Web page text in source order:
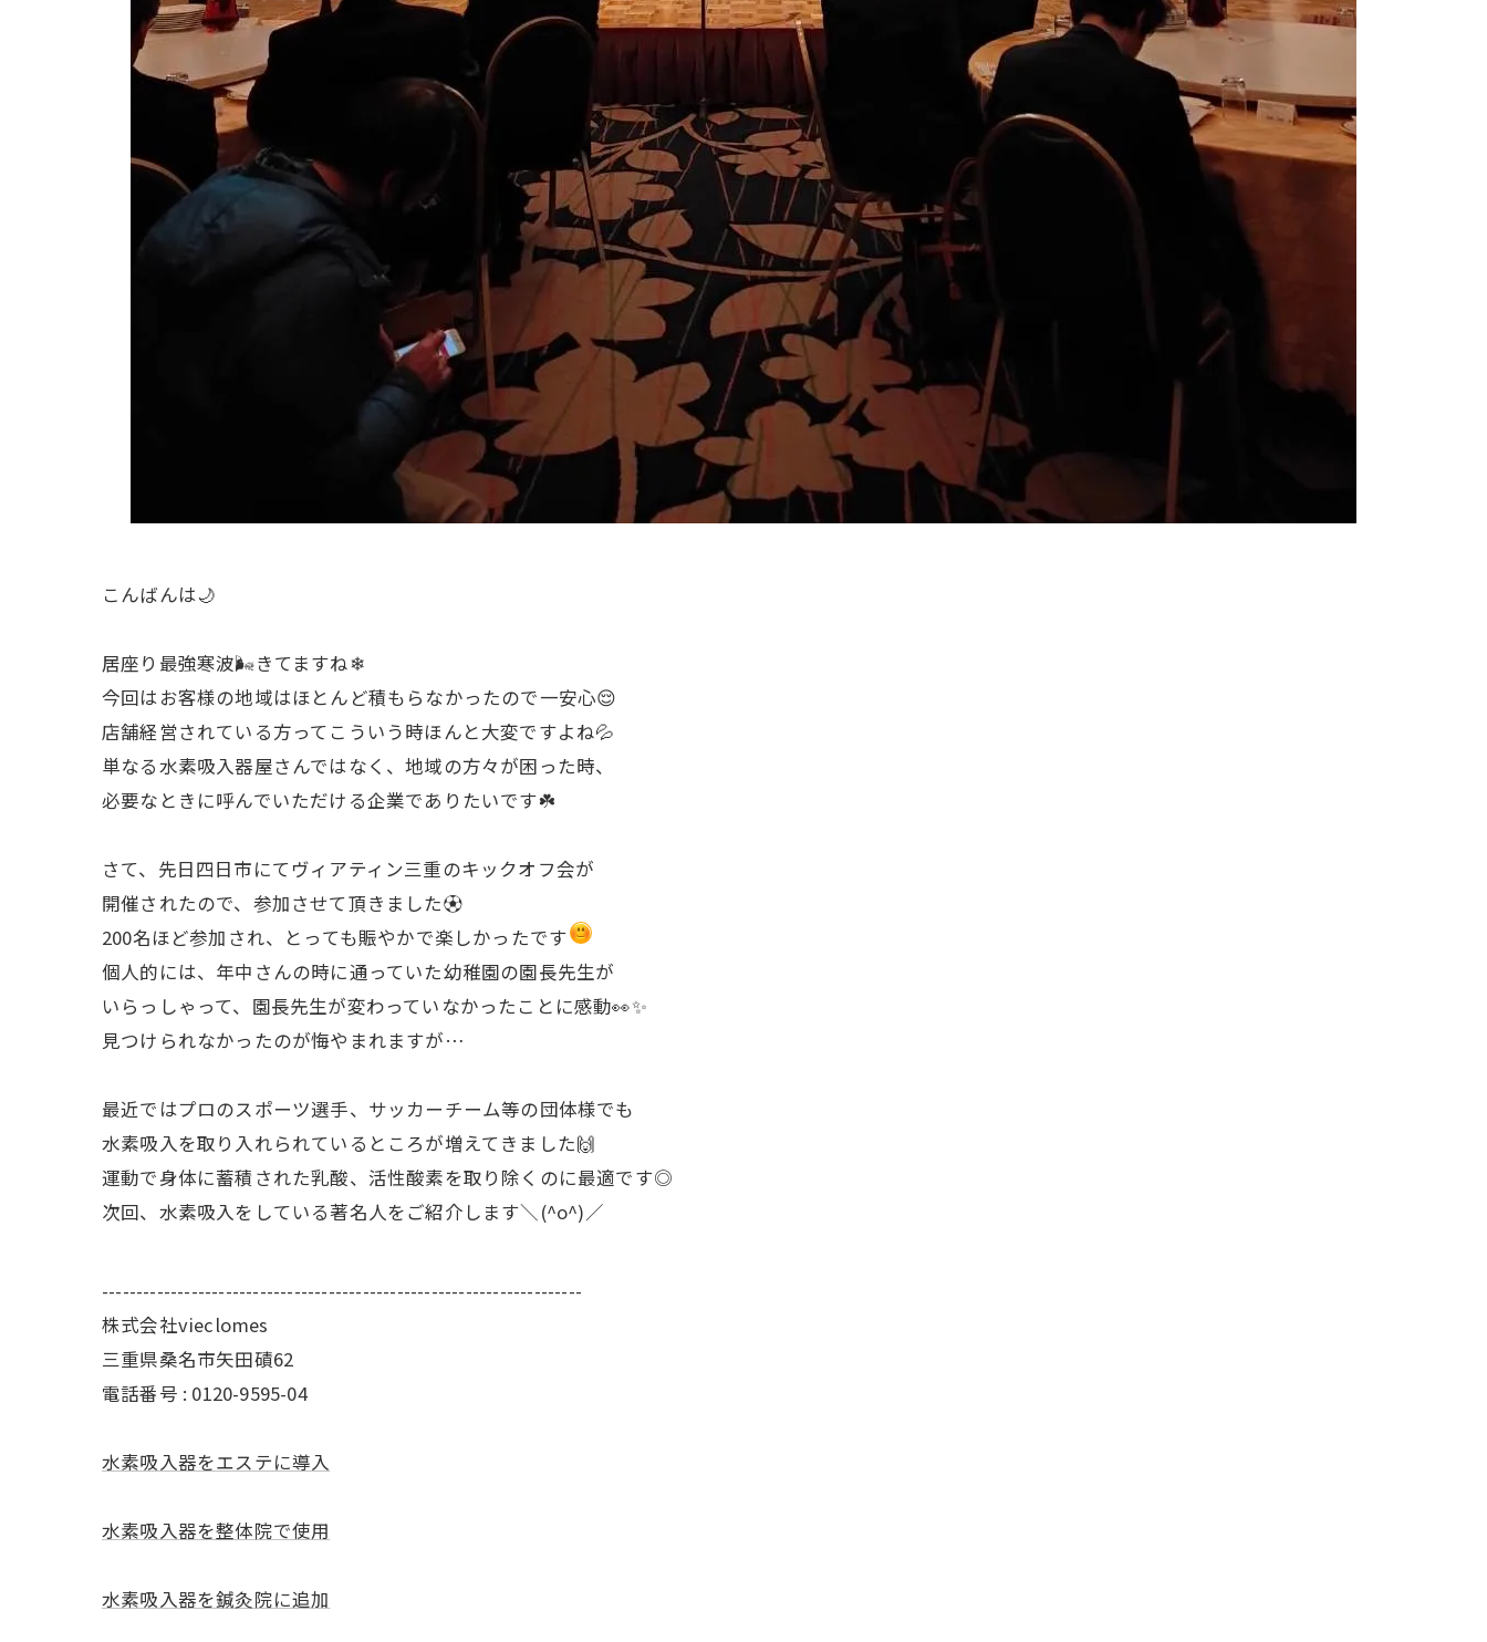
こんばんは🌙
居座り最強寒波🌬️きてますね❄
今回はお客様の地域はほとんど積もらなかったので一安心😌
店舗経営されている方ってこういう時ほんと大変ですよね💦
単なる水素吸入器屋さんではなく、地域の方々が困った時、
必要なときに呼んでいただける企業でありたいです☘️
さて、先日四日市にてヴィアティン三重のキックオフ会が
開催されたので、参加させて頂きました⚽️
200名ほど参加され、とっても賑やかで楽しかったです
個人的には、年中さんの時に通っていた幼稚園の園長先生が
いらっしゃって、園長先生が変わっていなかったことに感動👀✨️
見つけられなかったのが悔やまれますが…
最近ではプロのスポーツ選手、サッカーチーム等の団体様でも
水素吸入を取り入れられているところが増えてきました🙌
運動で身体に蓄積された乳酸、活性酸素を取り除くのに最適です◎
次回、水素吸入をしている著名人をご紹介します＼(^o^)／
----------------------------------------------------------------------
株式会社vieclomes
三重県桑名市矢田磧62
電話番号 : 0120-9595-04
水素吸入器をエステに導入
水素吸入器を整体院で使用
水素吸入器を鍼灸院に追加